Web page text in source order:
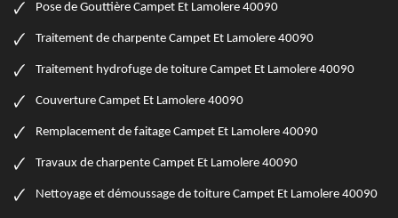
Pose de Gouttière Campet Et Lamolere 40090
Traitement de charpente Campet Et Lamolere 40090
Traitement hydrofuge de toiture Campet Et Lamolere 40090
Couverture Campet Et Lamolere 40090
Remplacement de faitage Campet Et Lamolere 40090
Travaux de charpente Campet Et Lamolere 40090
Nettoyage et démoussage de toiture Campet Et Lamolere 40090